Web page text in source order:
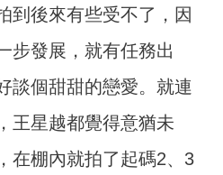
到後來有些受不了，因
步發展，就有任務出
談個甜甜的戀愛。就連
王星越都覺得意猶未
在棚內就拍了起碼2、3